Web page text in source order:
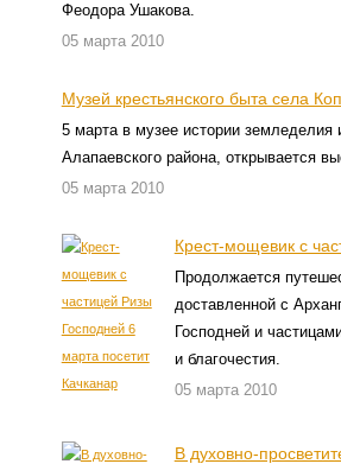
Феодора Ушакова.
05 марта 2010
Музей крестьянского быта села
5 марта в музее истории
Алапаевского района, открывается
05 марта 2010
Крест-мощевик с
Продолжается
доставленной с
Господней и
и благочестия.
05 марта 2010
В духовно-